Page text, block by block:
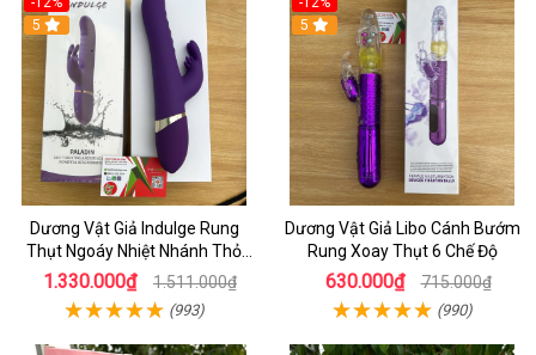
5
Dương Vật Giả Indulge Rung
Thụt Ngoáy Nhiệt Nhánh Thỏ
Kích Điểm G
1.330.000₫ 1.511.000₫
(993)
5
Dương Vật Giả Libo Cánh Bướm
Rung Xoay Thụt 6 Chế Độ
630.000₫ 715.000₫
(990)